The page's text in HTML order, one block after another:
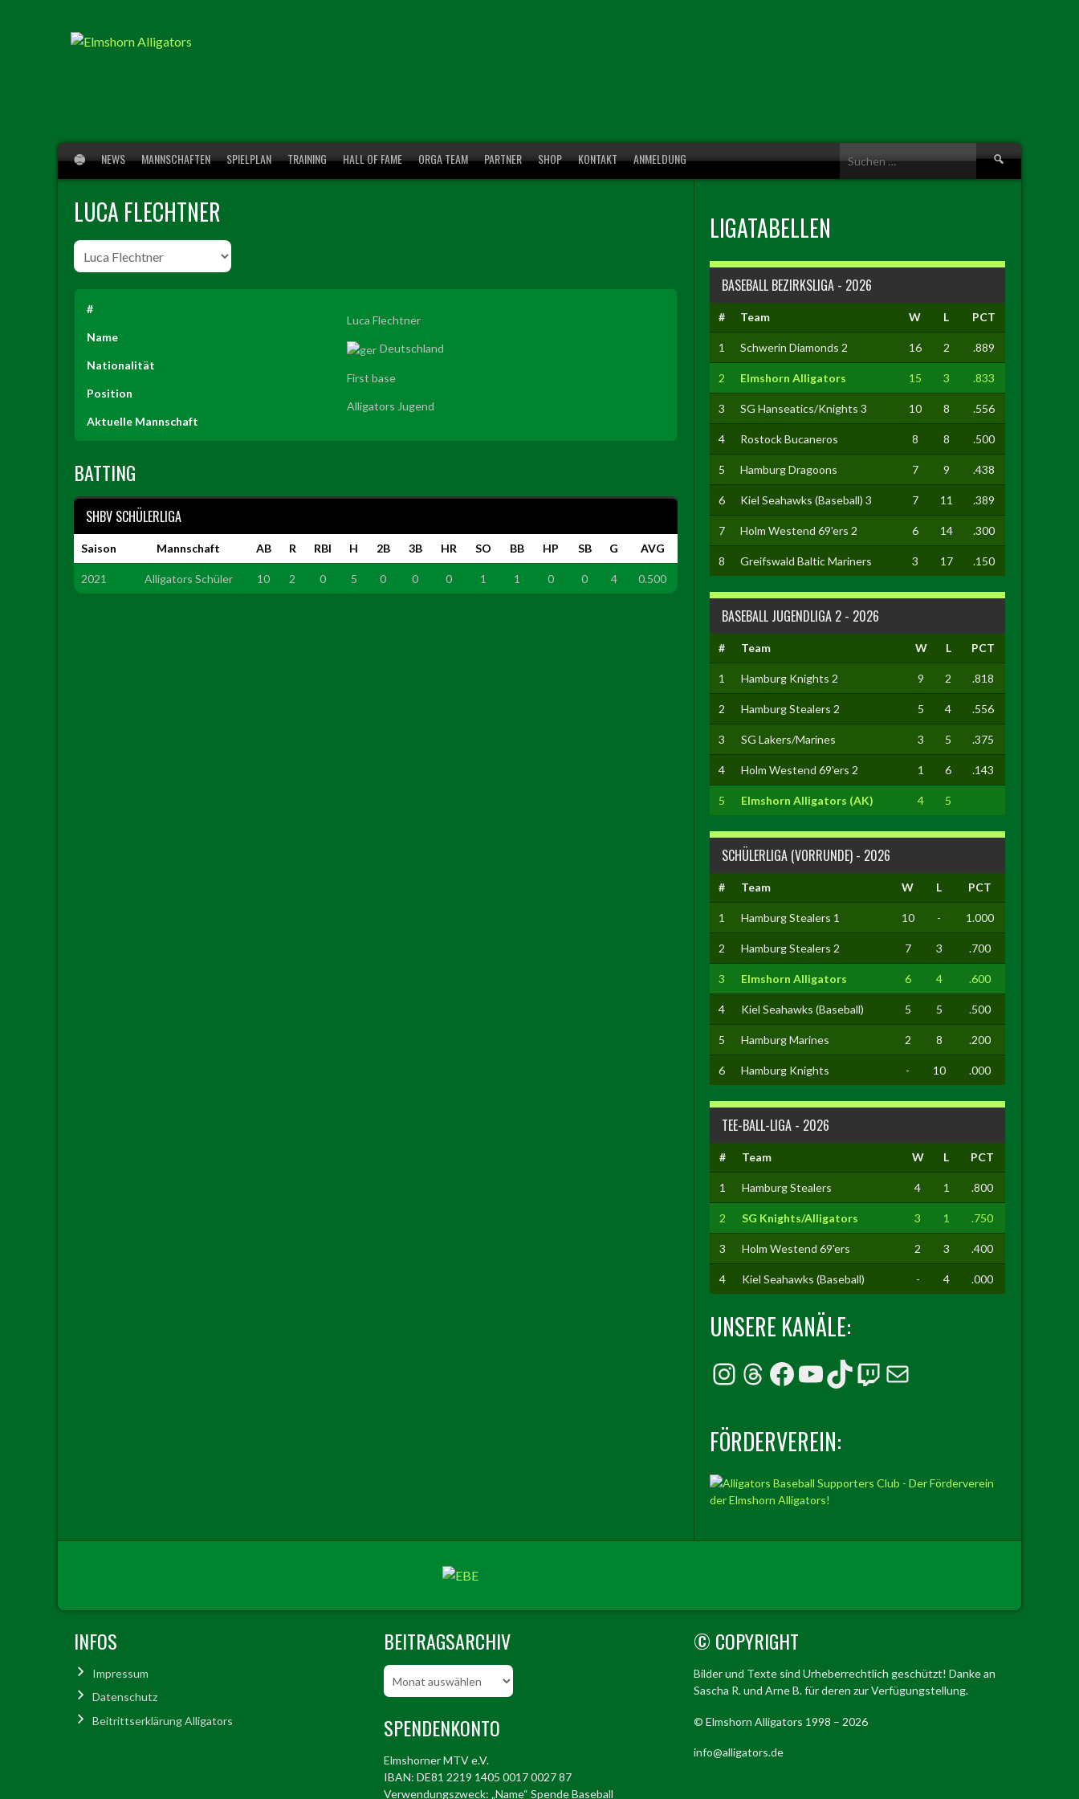
NEWS MANNSCHAFTEN SPIELPLAN TRAINING HALL OF FAME ORGA TEAM PARTNER SHOP KONTAKT ANMELDUNG
Suche
LUCA FLECHTNER
#
Name
Luca Flechtner
Nationalität
Deutschland
Position
First base
Aktuelle Mannschaft
Alligators Jugend
BATTING
SHBV SCHÜLERLIGA
Saison Mannschaft AB R RBI H 2B 3B HR SO BB HP SB G AVG
2021 Alligators Schüler 10 2 0 5 0 0 0 1 1 0 0 4 0.500
LIGATABELLEN
BASEBALL BEZIRKSLIGA - 2026
# Team W L PCT
1 Schwerin Diamonds 2 16 2 .889
2 Elmshorn Alligators 15 3 .833
3 SG Hanseatics/Knights 3 10 8 .556
4 Rostock Bucaneros 8 8 .500
5 Hamburg Dragoons 7 9 .438
6 Kiel Seahawks (Baseball) 3 7 11 .389
7 Holm Westend 69'ers 2 6 14 .300
8 Greifswald Baltic Mariners 3 17 .150
BASEBALL JUGENDLIGA 2 - 2026
# Team W L PCT
1 Hamburg Knights 2 9 2 .818
2 Hamburg Stealers 2 5 4 .556
3 SG Lakers/Marines 3 5 .375
4 Holm Westend 69'ers 2 1 6 .143
5 Elmshorn Alligators (AK) 4 5
SCHÜLERLIGA (VORRUNDE) - 2026
# Team W L PCT
1 Hamburg Stealers 1 10 - 1.000
2 Hamburg Stealers 2 7 3 .700
3 Elmshorn Alligators 6 4 .600
4 Kiel Seahawks (Baseball) 5 5 .500
5 Hamburg Marines 2 8 .200
6 Hamburg Knights - 10 .000
TEE-BALL-LIGA - 2026
# Team W L PCT
1 Hamburg Stealers 4 1 .800
2 SG Knights/Alligators 3 1 .750
3 Holm Westend 69'ers 2 3 .400
4 Kiel Seahawks (Baseball) - 4 .000
UNSERE KANÄLE:
Instagram
Threads
Facebook
YouTube
TikTok
Twitch
E-Mail
FÖRDERVEREIN:
INFOS
Impressum
Datenschutz
Beitrittserklärung Alligators
BEITRAGSARCHIV
Beitragsarchiv
SPENDENKONTO
Elmshorner MTV e.V.
IBAN: DE81 2219 1405 0017 0027 87
Verwendungszweck: „Name“ Spende Baseball
© COPYRIGHT
Bilder und Texte sind Urheberrechtlich geschützt! Danke an
Sascha R. und Arne B. für deren zur Verfügungstellung.
© Elmshorn Alligators 1998 – 2026
info@alligators.de